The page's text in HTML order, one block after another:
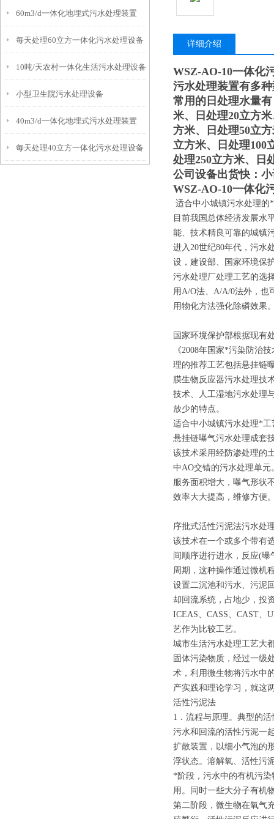
60m3/d一体化地埋式污水处理装置
每天处理60立方一体化污水处理设备
10吨/天农村一体化生活污水处理设备
小型卫生院污水处理设备
40m3/d一体化地埋式污水处理装置
每天处理40立方一体化污水处理设备
详细介绍
WSZ-AO-10一体化
污水处理装置有多
常用的日处理水量
米、日处理20立方
方米、日处理50立
立方米、日处理100
处理250立方米、日
公司设备出货快：
WSZ-AO-10一体化
适合中小城镇污水处理的
目前我国总体经济发展水
能、技术精良可靠的城镇
进入20世纪80年代，污水
设，建设部、国家环境保
污水处理厂处理工艺的选
用A/O法、A/A/0法外，也
用物化方法强化除磷效果
国家环境保护部根据现有
《2008年国家*污染防治
理的推荐工艺包括悬挂链
膜生物反应器污水处理技
技术、人工湿地污水处理
放少的特点。
适合中小城镇污水处理*工
悬挂链曝气污水处理成套
该技术采用经防渗处理的
中AO交错的污水处理单
服务面积增大，曝气形状
效率大大提高，维修方便
序批式活性污泥法污水处
该技术在一个或多个带有
间顺序进行进水，反应(
周期，这种操作通过微机
设置二沉池和污水、污泥
却回流系统，占地少，投
ICEAS、CASS、CAST、
艺作为比较工艺。
城市生活污水处理工艺大
固体污染物质，经过一级
术，利用微生物将污水中
产实践和理论学习，就这
活性污泥法
1．流程与原理。典型的
污水和回流的活性污泥一
扩散装置，以细小气泡的
浮状态。溶解氧、活性污
*阶段，污水中的有机污
用。同时一些大分子有机
第二阶段，微生物在氧气